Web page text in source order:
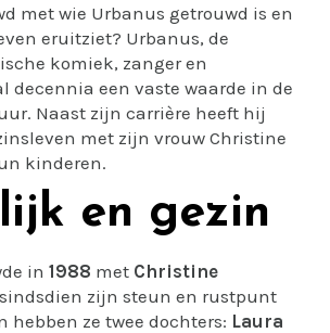
met wie Urbanus getrouwd is en
eruitziet? Urbanus, de
komiek, zanger en
decennia een vaste waarde in de
Naast zijn carrière heeft hij
met zijn vrouw Christine
kinderen.
en gezin
in 1988 met Christine
zijn steun en rustpunt
hebben ze twee dochters: Laura